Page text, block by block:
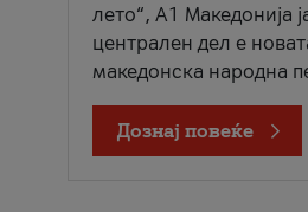
лето“, А1 Македонија
централен дел е
македонска народна
Дознај повеќе